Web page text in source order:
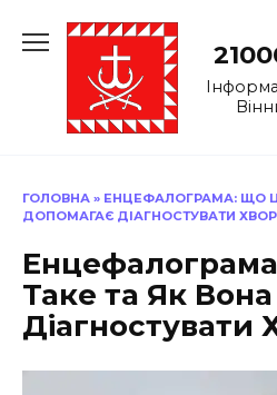
до
ГОЛОВНА » ЕНЦЕФАЛОГРАМА: ЩО
ДОПОМАГАЄ ДІАГНОСТУВАТИ
Таке та Як
Діагностувати